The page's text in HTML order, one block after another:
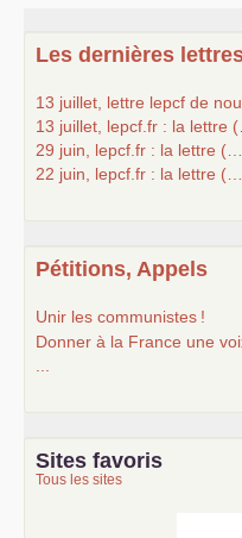
Les dernières
13 juillet, lettre lepcf de
13 juillet, lepcf.fr : la lettre
29 juin, lepcf.fr : la lettre
22 juin, lepcf.fr : la lettre
Pétitions, Appels
Unir les communistes !
Donner à la France une
Sites favoris
Tous les sites